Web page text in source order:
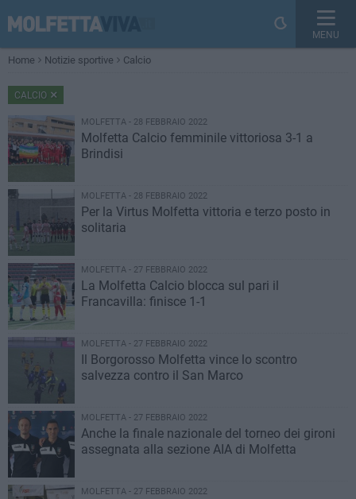
MENU
Home Notizie sportive Calcio
CALCIO
MOLFETTA - 28 FEBBRAIO 2022
Molfetta Calcio femminile vittoriosa 3-1 a
Brindisi
MOLFETTA - 28 FEBBRAIO 2022
Per la Virtus Molfetta vittoria e terzo posto in
solitaria
MOLFETTA - 27 FEBBRAIO 2022
La Molfetta Calcio blocca sul pari il
Francavilla: finisce 1-1
MOLFETTA - 27 FEBBRAIO 2022
Il Borgorosso Molfetta vince lo scontro
salvezza contro il San Marco
MOLFETTA - 27 FEBBRAIO 2022
Anche la finale nazionale del torneo dei gironi
assegnata alla sezione AIA di Molfetta
MOLFETTA - 27 FEBBRAIO 2022